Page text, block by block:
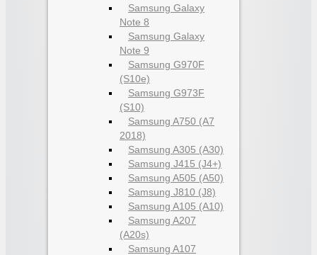
Samsung Galaxy
Note 8
Samsung Galaxy
Note 9
Samsung G970F
(S10e)
Samsung G973F
(S10)
Samsung A750 (A7
2018)
Samsung A305 (A30)
Samsung J415 (J4+)
Samsung A505 (A50)
Samsung J810 (J8)
Samsung A105 (A10)
Samsung A207
(A20s)
Samsung A107